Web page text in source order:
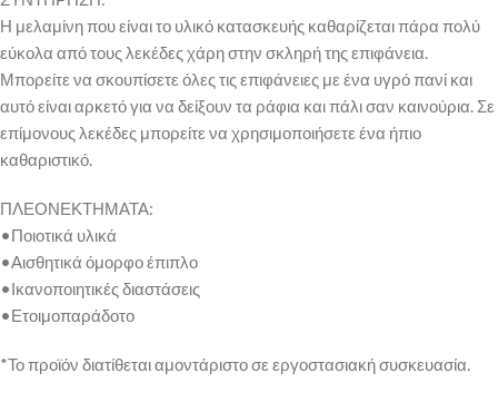
Η μελαμίνη που είναι το υλικό κατασκευής καθαρίζεται πάρα πολύ
εύκολα από τους λεκέδες χάρη στην σκληρή της επιφάνεια.
Μπορείτε να σκουπίσετε όλες τις επιφάνειες με ένα υγρό πανί και
αυτό είναι αρκετό για να δείξουν τα ράφια και πάλι σαν καινούρια. Σε
επίμονους λεκέδες μπορείτε να χρησιμοποιήσετε ένα ήπιο
καθαριστικό.
ΠΛΕΟΝΕΚΤΗΜΑΤΑ:
•Ποιοτικά υλικά
•Αισθητικά όμορφο έπιπλο
•Ικανοποιητικές διαστάσεις
•Ετοιμοπαράδοτο
*Το προϊόν διατίθεται αμοντάριστο σε εργοστασιακή συσκευασία.